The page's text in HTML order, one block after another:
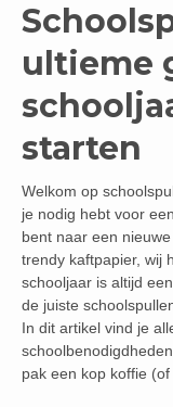
ultieme
starten
Welkom op
je nodig hebt voor
bent naar een
trendy kaftpapier, wij
schooljaar is altijd
de juiste
In dit artikel vind je
pak een kop koffie